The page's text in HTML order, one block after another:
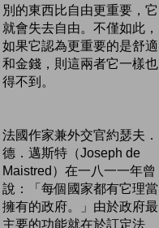
別的東西比自由更重要，它
就會失去自由。不僅如此，
如果它認為更重要的是舒適
和金錢，則這兩者它一樣也
得不到。
法國作家兼外交官約瑟夫．
德．邁斯特（Joseph de
Maistred）在一八一一年曾
說：「每個國家都有它理當
擁有的政府。」由於政府最
主要的功能就在於訂定法